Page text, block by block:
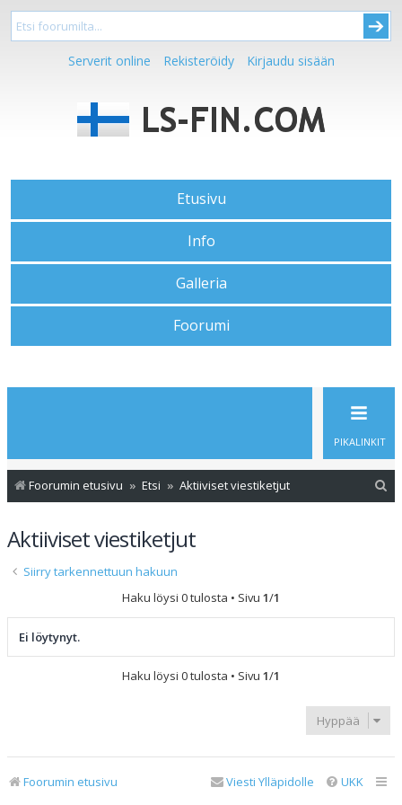
Serverit online Rekisteröidy Kirjaudu sisään
Etusivu
Info
Galleria
Foorumi
PIKALINKIT
Foorumin etusivu Etsi Aktiiviset viestiketjut
Aktiiviset viestiketjut
Siirry tarkennettuun hakuun
Haku löysi 0 tulosta • Sivu 1/1
Ei löytynyt.
Haku löysi 0 tulosta • Sivu 1/1
Hyppää
Foorumin etusivu UKK
Viesti Ylläpidolle